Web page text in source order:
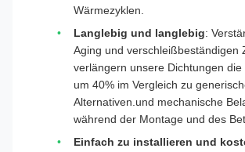
Wärmezyklen.
Langlebig und langlebig:
Aging und verschleißbeständigen
verlängern unsere Dichtungen
um 40% im Vergleich zu
Alternativen.und mechanische
während der Montage und des
Einfach zu installieren und